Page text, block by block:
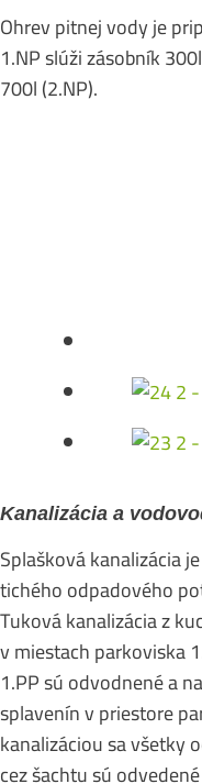
Ohrev pitnej vody je
1.NP slúži zásobník
700l (2.NP).
Kanalizácia a
Splašková kanalizácia
tichého odpadového
Tuková kanalizácia z
v miestach parkoviska
1.PP sú odvodnené a
splavenín v priestore
kanalizáciou sa všetky
cez šachtu sú